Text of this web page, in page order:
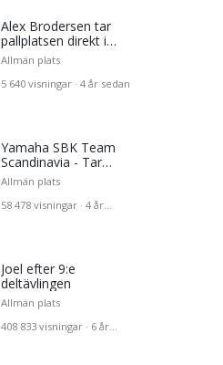
Alex Brodersen tar
pallplatsen direkt i
supersport 600
Allmän plats
5 640 visningar · 4 år sedan
Yamaha SBK Team
Scandinavia - Tar
stora steg och kör
internationellt 2023
Allmän plats
58 478 visningar · 4 år
Joel efter 9:e
deltävlingen
Allmän plats
408 833 visningar · 6 år